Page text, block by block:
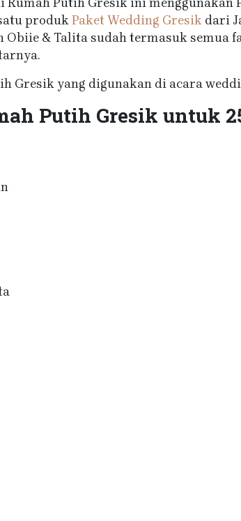
produkPaket Wedding Gresik dari
Obiie & Talita sudah termasuk semua
Gresik yang digunakan di acara
Putih Gresik untuk